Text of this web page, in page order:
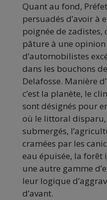
Quant au fond,
persuadés d’avoir à
poignée de zadistes,
pâture à une
d’automobilistes
dans les bouchons
Delafosse. Manière
c’est la planète, le
sont désignés pour
où le littoral disparu,
submergés,
cramées par les
eau épuisée, la forêt
une autre gamme
leur logique
d’avant.